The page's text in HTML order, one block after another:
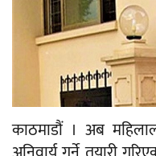
काठमाडौं । अब